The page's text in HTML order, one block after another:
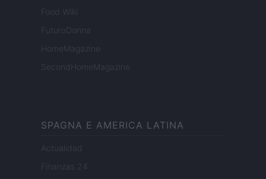
Food Wiki
FuturoDonna
HomeMagazine
SecondHomeMagazine
SPAGNA E AMERICA LATINA
Actualidad
Finanzas 24